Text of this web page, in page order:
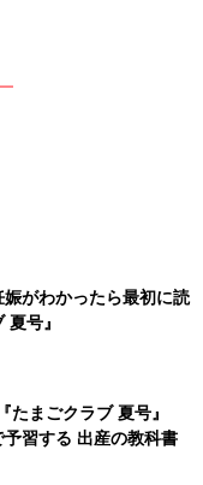
がわかったら最初に読
号』
たまごクラブ 夏号』
予習する 出産の教科書